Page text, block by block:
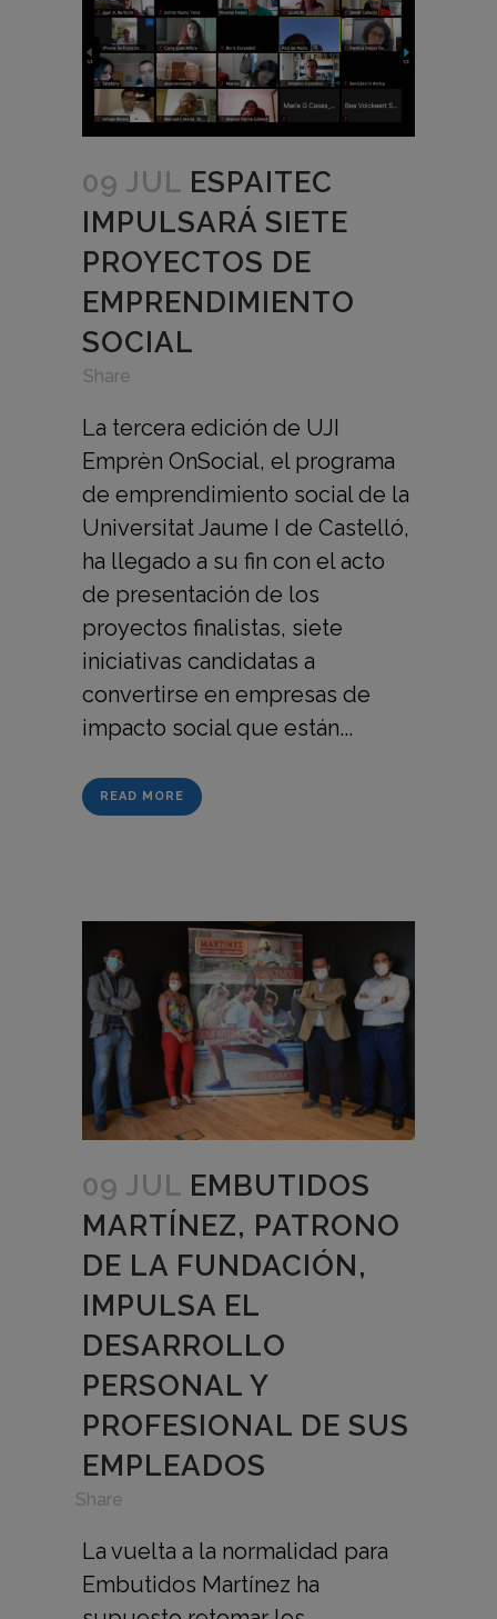
09 JUL ESPAITEC
IMPULSARÁ SIETE
PROYECTOS DE
EMPRENDIMIENTO
SOCIAL
Share
La tercera edición de UJI
Emprèn OnSocial, el programa
de emprendimiento social de la
Universitat Jaume I de Castelló,
ha llegado a su fin con el acto
de presentación de los
proyectos finalistas, siete
iniciativas candidatas a
convertirse en empresas de
impacto social que están...
READ MORE
09 JUL EMBUTIDOS
MARTÍNEZ, PATRONO
DE LA FUNDACIÓN,
IMPULSA EL
DESARROLLO
PERSONAL Y
PROFESIONAL DE SUS
EMPLEADOS
Share
La vuelta a la normalidad para
Embutidos Martínez ha